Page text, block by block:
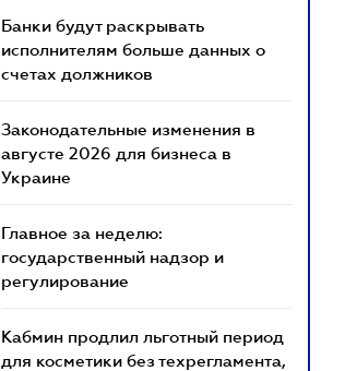
Банки будут раскрывать
исполнителям больше данных о
счетах должников
Законодательные изменения в
августе 2026 для бизнеса в
Украине
Главное за неделю:
государственный надзор и
регулирование
Кабмин продлил льготный период
для косметики без техрегламента,